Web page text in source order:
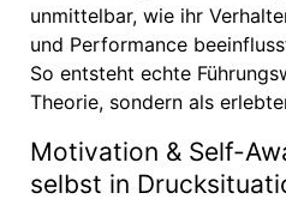
unmittelbar, wie ihr
und Performance
So entsteht echte
Theorie, sondern als
Motivation & Self-
selbst in